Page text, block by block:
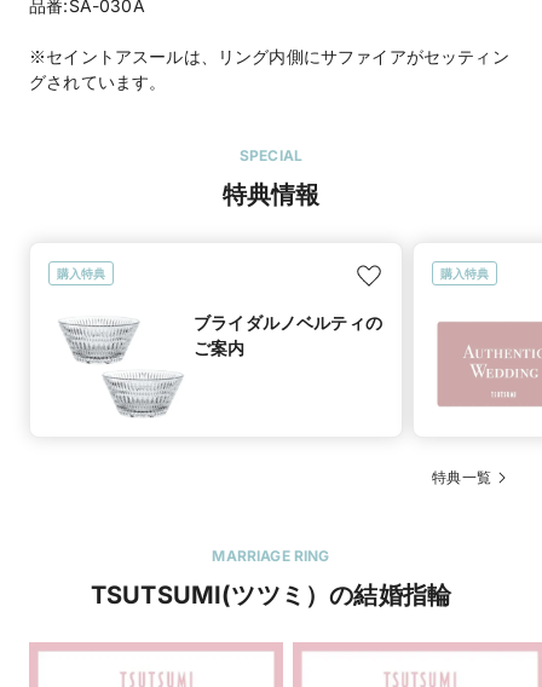
品番:SA-030A
※セイントアスールは、リング内側にサファイアがセッティン
SPECIAL
特典情報
購入特典
ブライダルノベルティの
ご案内
購入特典
特典一覧
MARRIAGE RING
TSUTSUMI(ツツミ）の結婚指輪